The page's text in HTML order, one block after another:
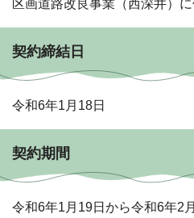
区画道路改良事業（西深井）
契約締結日
令和6年1月18日
契約期間
令和6年1月19日から令和6年2